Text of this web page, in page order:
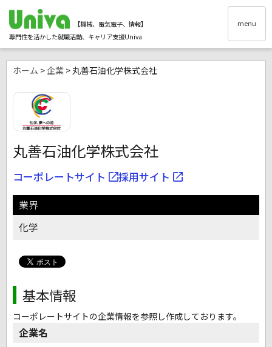
【機械、電気電子、情報】
専門性を活かした就職活動、キャリア支援Univa
menu
ホーム > 企業 > 丸善石油化学株式会社
丸善石油化学株式会社
コーポレートサイト 採用サイト
業界
化学
基本情報
コーポレートサイトの企業情報を参照し作成しております。
企業名